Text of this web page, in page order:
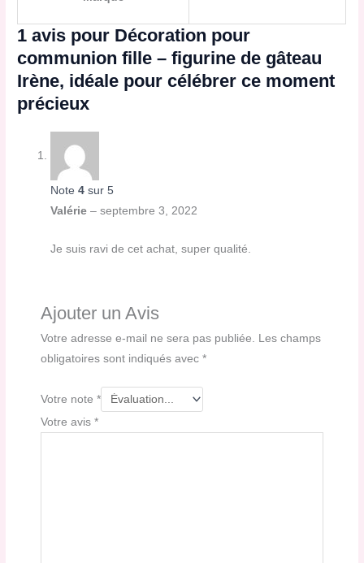
1 avis pour Décoration pour
communion fille – figurine de gâteau
Irène, idéale pour célébrer ce moment
précieux
Note4 sur 5
Valérie– septembre 3, 2022
Je suis ravi de cet achat, super qualité.
Ajouter un Avis
Votre adresse e-mail ne sera pas publiée. Les champs
obligatoires sont indiqués avec*
Votre note*
Votre avis*